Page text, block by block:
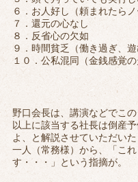
６．お人好し（頼まれたらノ
７．還元の心なし
８．反省心の欠如
９．時間貧乏（働き過ぎ、遊
１０．公私混同（金銭感覚の
野口会長は、講演などでこ
以上に該当する社長は倒産
よ、と解説させていただい
一人（常務様）から、「こ
す・・・」という指摘が。